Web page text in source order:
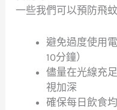
一些我們可以預防飛
避免過度使用
10分鐘）
儘量在光線充
視加深
確保每日飲食